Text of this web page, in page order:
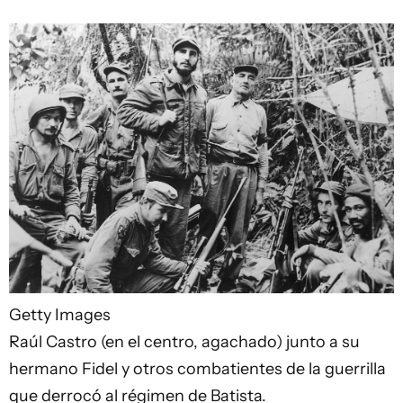
Getty Images
Raúl Castro (en el centro, agachado) junto a su
hermano Fidel y otros combatientes de la guerrilla
que derrocó al régimen de Batista.